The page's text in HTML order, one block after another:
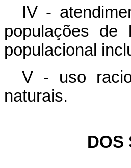
IV -
populações
populacional
V - uso
naturais.
DOS